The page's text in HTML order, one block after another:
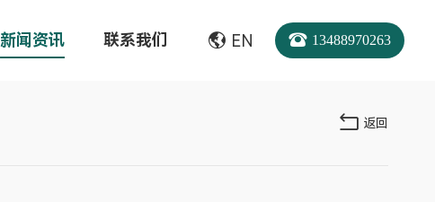
新闻资讯 联系我们 EN 13488970263
返回